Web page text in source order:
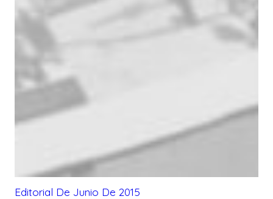
Editorial De Junio De 2015